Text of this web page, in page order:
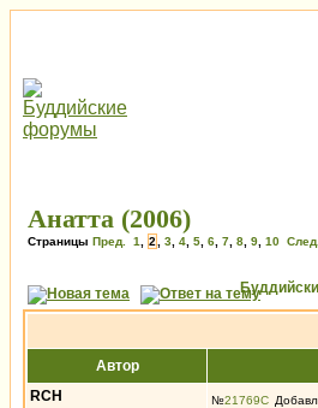
Анатта (2006)
Страницы Пред. 1 2 3 4 5 6 7 8 9 10 След.
Автор
RCH
№21769